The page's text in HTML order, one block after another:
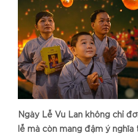
Ngày Lễ Vu Lan không chỉ
lễ mà còn mang đậm ý